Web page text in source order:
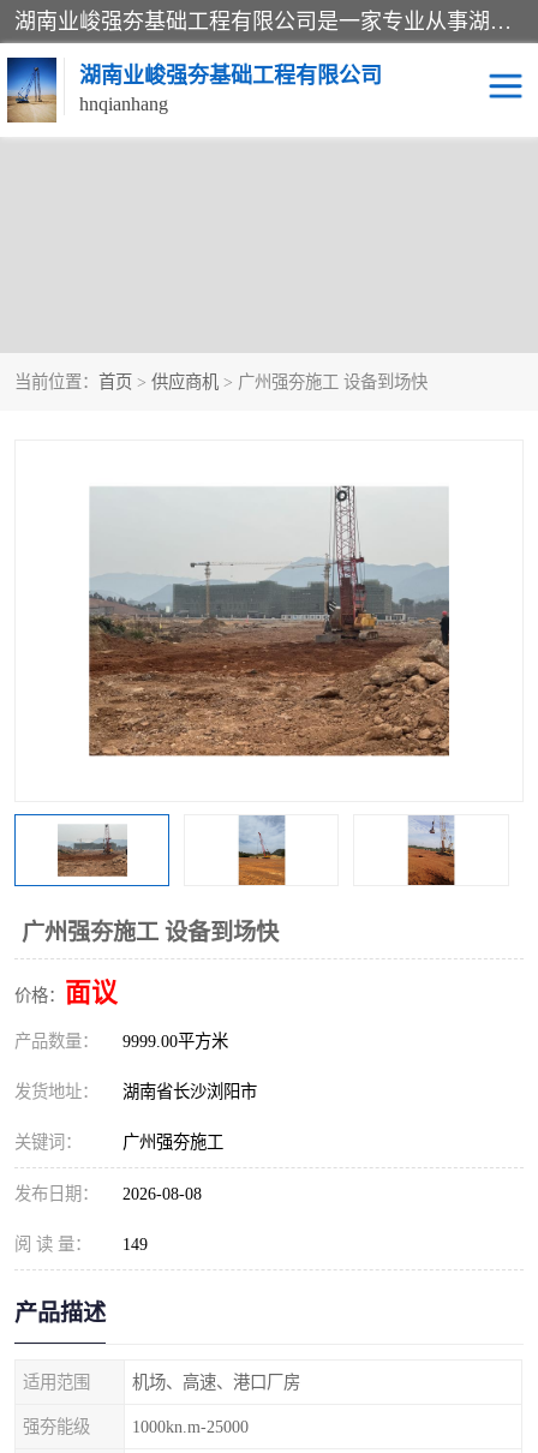
湖南业峻强夯基础工程有限公司是一家专业从事湖南强夯基础工程、强夯机租赁，地基处理的施工单位。业务覆盖：湖南、广东，江西等地。可承接1000KN.m-25000KN.m强夯（置换）工程。公司创始人是国内较早期从事强夯施工的建设者，经过多年的一步一个脚印的发展，在行业内具有较高的度和良好的口碑。
湖南业峻强夯基础工程有限公司
hnqianhang
当前位置： 首页 > 供应商机 > 广州强夯施工 设备到场快
广州强夯施工 设备到场快
价格： 面议
产品数量： 9999.00平方米
发货地址： 湖南省长沙浏阳市
关键词： 广州强夯施工
发布日期： 2026-08-08
阅 读 量： 149
产品描述
适用范围 机场、高速、港口厂房
强夯能级 1000kn.m-25000